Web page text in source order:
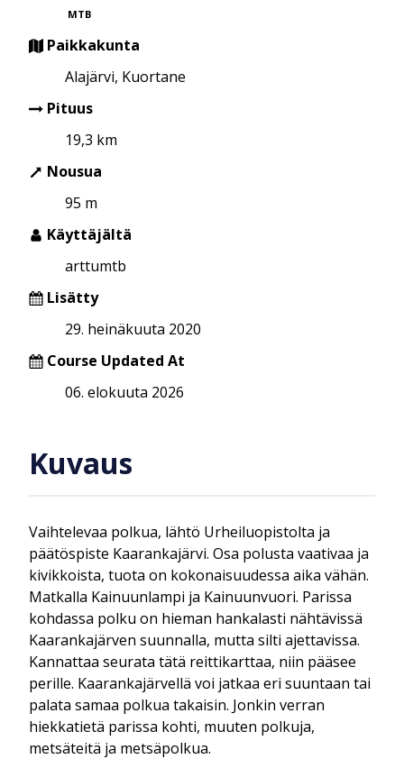
MTB
Paikkakunta
Alajärvi, Kuortane
Pituus
19,3 km
Nousua
95 m
Käyttäjältä
arttumtb
Lisätty
29. heinäkuuta 2020
Course Updated At
06. elokuuta 2026
Kuvaus
Vaihtelevaa polkua, lähtö Urheiluopistolta ja
päätöspiste Kaarankajärvi. Osa polusta vaativaa ja
kivikkoista, tuota on kokonaisuudessa aika vähän.
Matkalla Kainuunlampi ja Kainuunvuori. Parissa
kohdassa polku on hieman hankalasti nähtävissä
Kaarankajärven suunnalla, mutta silti ajettavissa.
Kannattaa seurata tätä reittikarttaa, niin pääsee
perille. Kaarankajärvellä voi jatkaa eri suuntaan tai
palata samaa polkua takaisin. Jonkin verran
hiekkatietä parissa kohti, muuten polkuja,
metsäteitä ja metsäpolkua.